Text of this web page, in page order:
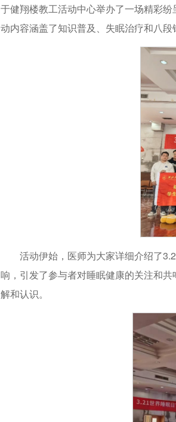
于健翔楼教工活动中心举办了一场精彩
动内容涵盖了知识普及、失眠治疗和八
活动伊始，医师为大家详细介绍了
响，引发了参与者对睡眠健康的关注和
解和认识。